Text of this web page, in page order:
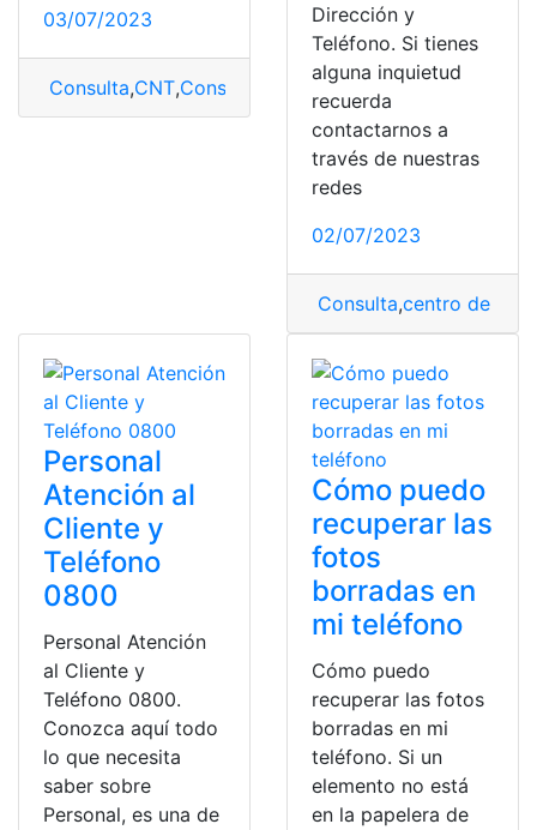
03/07/2023
Consulta,CNT,Consultar Número Número ,teléfono
Dirección y
Teléfono. Si tienes
alguna inquietud
recuerda
contactarnos a
través de nuestras
redes
02/07/2023
Consulta,centro de
Personal
Atención al
Cliente y
Teléfono
0800
Personal Atención
al Cliente y
Teléfono 0800.
Conozca aquí todo
lo que necesita
saber sobre
Personal, es una de
Cómo puedo
recuperar las
fotos
borradas en
mi teléfono
Cómo puedo
recuperar las fotos
borradas en mi
teléfono. Si un
elemento no está
en la papelera de